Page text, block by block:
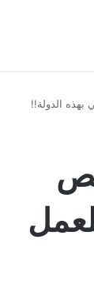
الدولة!!